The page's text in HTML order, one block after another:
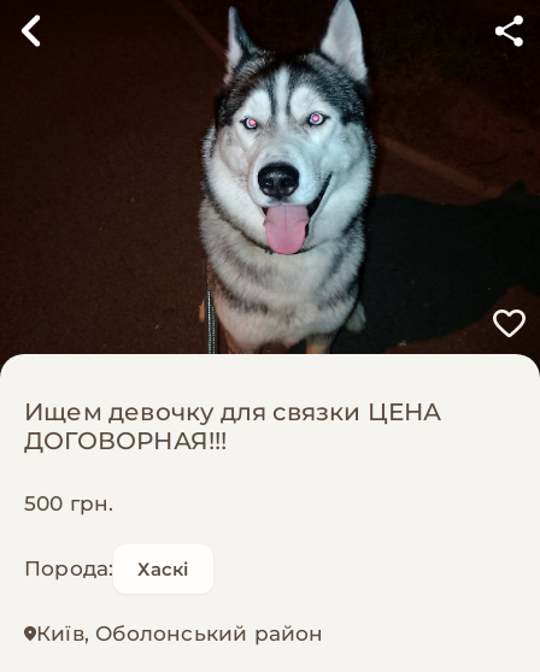
Ищем девочку для связки ЦЕНА
ДОГОВОРНАЯ!!!
500 грн.
Порода: Хаскі
Київ, Оболонський район